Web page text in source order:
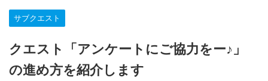
サブクエスト
クエスト「アンケートにご協力をー♪」
の進め方を紹介します